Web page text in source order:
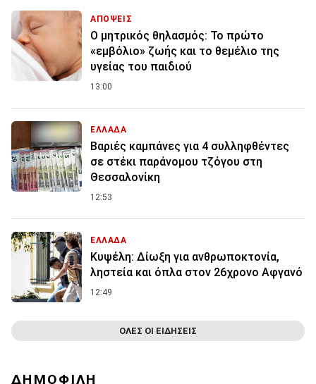
ΑΠΟΨΕΙΣ
Ο μητρικός θηλασμός: Το πρώτο
«εμβόλιο» ζωής και το θεμέλιο της
υγείας του παιδιού
13:00
ΕΛΛΑΔΑ
Βαριές καμπάνες για 4 συλληφθέντες
σε στέκι παράνομου τζόγου στη
Θεσσαλονίκη
12:53
ΕΛΛΑΔΑ
Κυψέλη: Δίωξη για ανθρωποκτονία,
ληστεία και όπλα στον 26χρονο Αφγανό
12:49
ΟΛΕΣ ΟΙ ΕΙΔΗΣΕΙΣ
ΔΗΜΟΦΙΛΗ